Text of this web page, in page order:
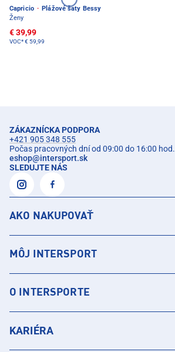
Capricio · Plážové šaty Bessy
Ženy
€ 39,99
VOC*€ 59,99
ZÁKAZNÍCKA PODPORA
+421 905 348 555
Počas pracovných dní od 09:00 do 16:00 hod.
eshop@intersport.sk
SLEDUJTE NÁS
AKO NAKUPOVAŤ
MÔJ INTERSPORT
O INTERSPORTE
KARIÉRA